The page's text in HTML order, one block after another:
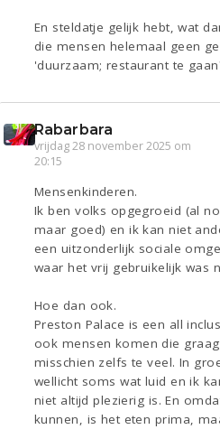
En steldatje gelijk hebt, wat
die mensen helemaal geen
'duurzaam; restaurant te
Rabarbara
vrijdag 28 november 2025 om
20:15
Mensenkinderen.
Ik ben volks opgegroeid (al
maar goed) en ik kan niet
een uitzonderlijk sociale
waar het vrij gebruikelijk was
Hoe dan ook.
Preston Palace is een all
ook mensen komen die
misschien zelfs te veel. In
wellicht soms wat luid en ik
niet altijd plezierig is. En
kunnen, is het eten prima,